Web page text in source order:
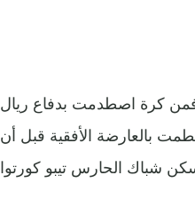
نكونكو الهدف الثاني للايبزيج في الدقيقة 18، فمن كرة اصطدمت بدفاع ريال
بالعارضة الأفقية قبل أن